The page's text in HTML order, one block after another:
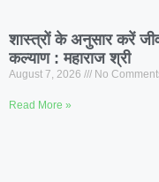
शास्त्रों के अनुसार करें
कल्याण : महाराज श्री
August 7, 2026 No
Read More »